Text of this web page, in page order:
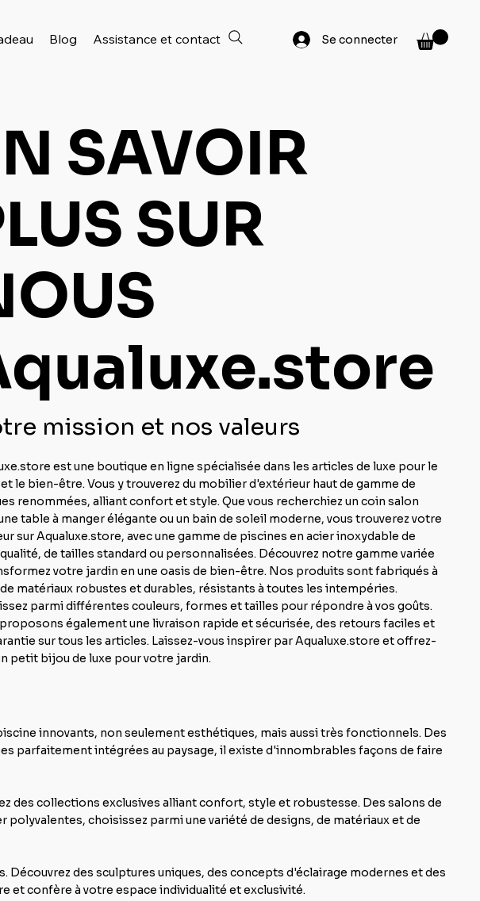
Blog Assistance et contact Se connecter
innovants, non seulement esthétiques, mais aussi très fonctionnels. Des
parfaitement intégrées au paysage, il existe d'innombrables façons de faire
des collections exclusives alliant confort, style et robustesse. Des salons de
polyvalentes, choisissez parmi une variété de designs, de matériaux et de
des sculptures uniques, des concepts d'éclairage modernes et des
et confère à votre espace individualité et exclusivité.
SAVOIR
SUR
mission et nos valeurs
est une boutique en ligne spécialisée dans les articles de luxe pour le
le bien-être. Vous y trouverez du mobilier d'extérieur haut de gamme de
renommées, alliant confort et style. Que vous recherchiez un coin salon
table à manger élégante ou un bain de soleil moderne, vous trouverez votre
sur Aqualuxe.store, avec une gamme de piscines en acier inoxydable de
de tailles standard ou personnalisées. Découvrez notre gamme variée
votre jardin en une oasis de bien-être. Nos produits sont fabriqués à
matériaux robustes et durables, résistants à toutes les intempéries.
parmi différentes couleurs, formes et tailles pour répondre à vos goûts.
également une livraison rapide et sécurisée, des retours faciles et
sur tous les articles. Laissez-vous inspirer par Aqualuxe.store et offrez-
petit bijou de luxe pour votre jardin.